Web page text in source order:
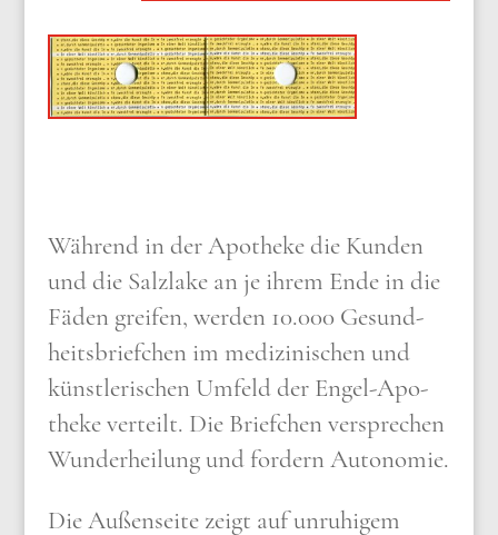
Wäh­rend in der Apo­the­ke die Kun­den
und die Salz­la­ke an je ihrem Ende in die
Fäden grei­fen, wer­den 10.000 Gesund­
heits­brief­chen im medi­zi­ni­schen und
künst­le­ri­schen Umfeld der Engel-Apo­
the­ke ver­teilt. Die Brief­chen ver­spre­chen
Wun­der­hei­lung und for­dern Auto­no­mie.
Die Außen­sei­te zeigt auf unru­hi­gem